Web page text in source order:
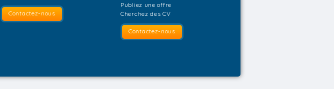
Contactez-nous
Publiez une offre
Cherchez des CV
Contactez-nous